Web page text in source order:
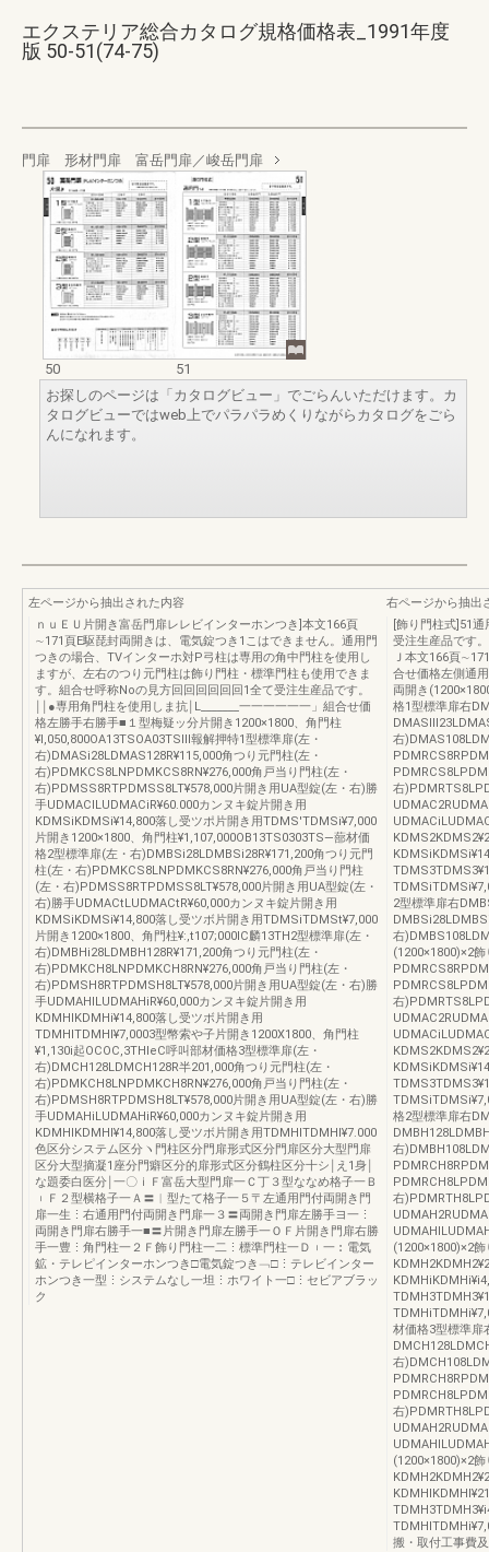
エクステリア総合カタログ規格価格表_1991年度
版 50-51(74-75)
門扉 形材門扉 富岳門扉／峻岳門扉
50
51
お探しのページは「カタログビュー」でごらんいただけます。カ
タログビューではweb上でパラパラめくりながらカタログをごら
んになれます。
左ページから抽出された内容
ｎｕＥＵ片開き富岳門扉レレビインターホンつき]本文166頁
∼171頁E駆琵封両開きは、電気錠つき1こはできません。通用門
つきの場合、TVインターホ対P弓柱は専用の角中門柱を使用し
ますが、左右のつり元門柱は飾り門柱・標準門柱も使用できま
す。組合せ呼称Noの見方回回回回回回1全て受注生産品です。
￨￨●専用角門柱を使用しま抗￨L_______一一一一一一」組合せ価
格左勝手右勝手■１型梅疑ッ分片開き1200×1800、角門柱
¥l,050,800OA13TSOA03TSⅢ報解押特1型標準扉(左・
右)DMASi28LDMAS128R¥115,000角つり元門柱(左・
右)PDMKCS8LNPDMKCS8RN¥276,000角戸当り門柱(左・
右)PDMSS8RTPDMSS8LT¥578,000片開き用UA型錠(左・右)勝
手UDMACILUDMACiR¥60.000カンヌキ錠片開き用
KDMSiKDMSi¥14,800落し受ツポ片開き用TDMS'TDMSi¥7,000
片開き1200×1800、角門柱¥1,107,000OB13TS0303TS―蔀材価
格2型標準扉(左・右)DMBSi28LDMBSi28R¥171,200角つり元門
柱(左・右)PDMKCS8LNPDMKCS8RN¥276,000角戸当り門柱
(左・右)PDMSS8RTPDMSS8LT¥578,000片開き用UA型錠(左・
右)勝手UDMACtLUDMACtR¥60,000カンヌキ錠片開き用
KDMSiKDMSi¥14,800落し受ツボ片開き用TDMSiTDMSt¥7,000
片開き1200×1800、角門柱¥:,t107;000IC麟13TH2型標準扉(左・
右)DMBHi28LDMBH128R¥171,200角つり元門柱(左・
右)PDMKCH8LNPDMKCH8RN¥276,000角戸当り門柱(左・
右)PDMSH8RTPDMSH8LT¥578,000片開き用UA型錠(左・右)勝
手UDMAHlLUDMAHiR¥60,000カンヌキ錠片開き用
KDMHlKDMHi¥14,800落し受ツボ片開き用
TDMHlTDMHI¥7,0003型幣索や子片開き1200X1800、角門柱
¥1,130i起OCOC,3THleC呼叫部材価格3型標準扉(左・
右)DMCH128LDMCH128R半201,000角つり元門柱(左・
右)PDMKCH8LNPDMKCH8RN¥276,000角戸当り門柱(左・
右)PDMSH8RTPDMSH8LT¥578,000片開き用UA型錠(左・右)勝
手UDMAHiLUDMAHiR¥60,000カンヌキ錠片開き用
KDMHlKDMHl¥14,800落し受ツボ片開き用TDMHlTDMHl¥7.000
色区分システム区分ヽ門柱区分門扉形式区分門扉区分大型門扉
区分大型摘凝1座分門癖区分的扉形式区分鶴柱区分十シ￨え1身￨
な題委白医分￨一〇ｉＦ富岳大型門扉一Ｃ丁３型ななめ格子一Ｂ
︲Ｆ２型横格子一Ａ〓︱型たて格子一５〒左通用門付両開き門
扉一生⋮右通用門付両開き門扉一３〓両開き門扉左勝手ヨ一⋮
両開き門扉右勝手一■〓片開き門扉左勝手一ＯＦ片開き門扉右勝
手一豊⋮角門柱一２Ｆ飾り門柱一二⋮標準門柱一Ｄ︲一︰電気
鉱・テレピインターホンつき□電気錠つき﹁□⋮テレビインター
ホンつき一型⋮システムなし一坦⋮ホワイト一□⋮セビアブラッ
ク
右ページから抽出
[飾り門柱式
受注生産品で
Ｊ本文166頁
合せ価格左側通
両開き
格1型標準扉右
右
右
2型標準扉右
右
(1200×1800)×2
右
格2型標準扉右
右
右
(1200×1800)×2
材価格3型標準扉
右
右
(1200×1800)×2
搬・取付工事費